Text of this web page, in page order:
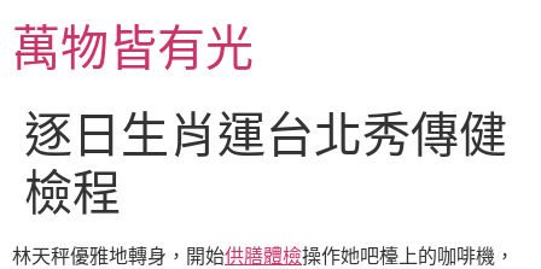
主萬物皆有光
逐日生肖運台北秀傳健
檢程
林天秤優雅地轉身，開始供膳體檢操作她吧檯上的咖啡機，